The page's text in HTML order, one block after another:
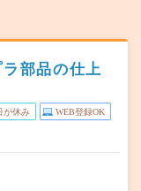
部品の仕上
が休み WEB登録OK